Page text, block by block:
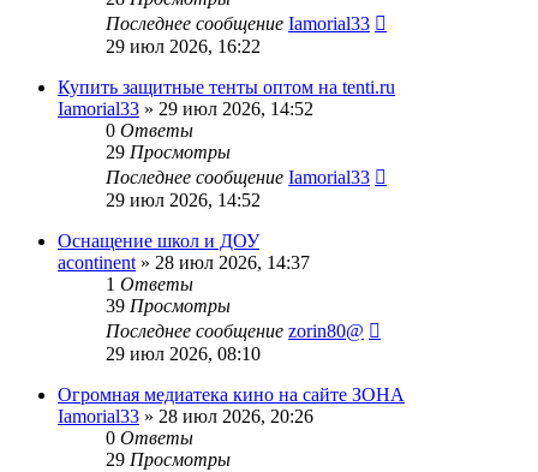
Последнее сообщение Iamorial33
29 июл 2026, 16:22
Купить защитные тенты оптом на tenti.ru
Iamorial33 » 29 июл 2026, 14:52
0 Ответы
29 Просмотры
Последнее сообщение Iamorial33
29 июл 2026, 14:52
Оснащение школ и ДОУ
acontinent » 28 июл 2026, 14:37
1 Ответы
39 Просмотры
Последнее сообщение zorin80@
29 июл 2026, 08:10
Огромная медиатека кино на сайте ЗОНА
Iamorial33 » 28 июл 2026, 20:26
0 Ответы
29 Просмотры